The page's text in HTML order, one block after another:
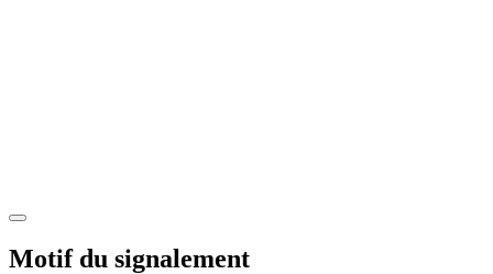
Motif du signalement